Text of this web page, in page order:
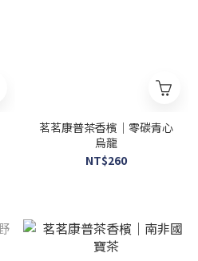
茗茗康普茶香檳｜零碳青心
烏龍
NT$260